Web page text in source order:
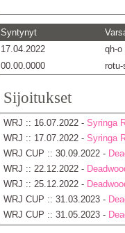
Syntynyt
17.04.2022
qh-o
00.00.0000
Sijoitukset
WRJ :: 16.07.2022 - Syringa
WRJ :: 17.07.2022 - Syringa
WRJ CUP :: 30.09.2022 -
WRJ :: 22.12.2022 -
WRJ :: 25.12.2022 -
WRJ CUP :: 31.03.2023 -
WRJ CUP :: 31.05.2023 -